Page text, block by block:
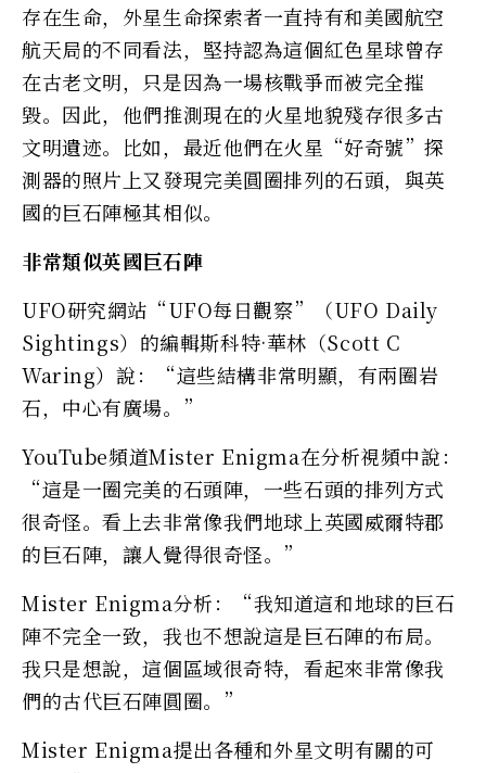
存在生命，外星生命探索者一直持有和美國航空
航天局的不同看法，堅持認為這個紅色星球曾存
在古老文明，只是因為一場核戰爭而被完全摧
毀。因此，他們推測現在的火星地貌殘存很多古
文明遺迹。比如，最近他們在火星“好奇號”探
測器的照片上又發現完美圓圈排列的石頭，與英
國的巨石陣極其相似。
非常類似英國巨石陣
UFO研究網站“UFO每日觀察”（UFO Daily
Sightings）的編輯斯科特·華林（Scott C
Waring）說：“這些結構非常明顯，有兩圈岩
石，中心有廣場。”
YouTube頻道Mister Enigma在分析視頻中說：
“這是一圈完美的石頭陣，一些石頭的排列方式
很奇怪。看上去非常像我們地球上英國威爾特郡
的巨石陣，讓人覺得很奇怪。”
Mister Enigma分析：“我知道這和地球的巨石
陣不完全一致，我也不想說這是巨石陣的布局。
我只是想說，這個區域很奇特，看起來非常像我
們的古代巨石陣圓圈。”
Mister Enigma提出各種和外星文明有關的可